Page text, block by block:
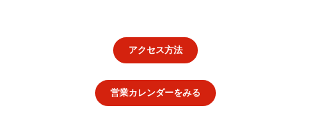
アクセス方法
営業カレンダーをみる